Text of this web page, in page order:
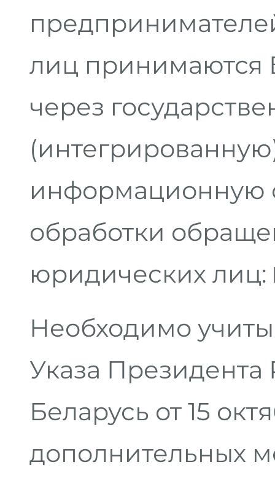
лиц принимаются
через
информационную
обработки
юридических лиц:
Необходимо
Указа Президента
Беларусь от 15
дополнительных